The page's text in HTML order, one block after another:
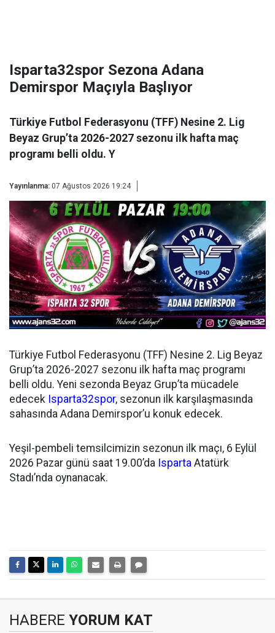
Isparta32spor Sezona Adana
Demirspor Maçıyla Başlıyor
Türkiye Futbol Federasyonu (TFF) Nesine 2. Lig
Beyaz Grup’ta 2026-2027 sezonu ilk hafta maç
programı belli oldu. Y
Yayınlanma: 07 Ağustos 2026 19:24
Türkiye Futbol Federasyonu (TFF) Nesine 2. Lig Beyaz
Grup’ta 2026-2027 sezonu ilk hafta maç programı
belli oldu. Yeni sezonda Beyaz Grup’ta mücadele
edecek Isparta32spor, sezonun ilk karşılaşmasında
sahasında Adana Demirspor’u konuk edecek.
Yeşil-pembeli temsilcimizin sezonun ilk maçı, 6 Eylül
2026 Pazar günü saat 19.00’da Isparta Atatürk
Stadı’nda oynanacak.
HABERE YORUM KAT